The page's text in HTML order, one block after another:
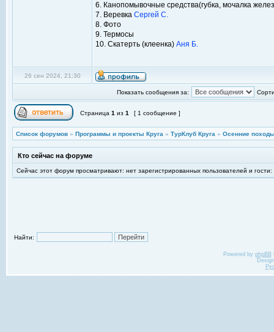
6. Канопомывочные средства(губка, мочалка
7. Веревка Сергей С.
8. Фото
9. Термосы
10. Скатерть (клеенка) Аня Б.
26 сен 2024, 21:30
Показать сообщения за:
Страница 1 из 1 [ 1 сообщение ]
Список форумов » Программы и проекты Круга » ТурКлуб Круга » Осенние
Кто сейчас на форуме
Сейчас этот форум просматривают: нет зарегистрированных пользователей и гости:
Найти:
Powered by phpBB